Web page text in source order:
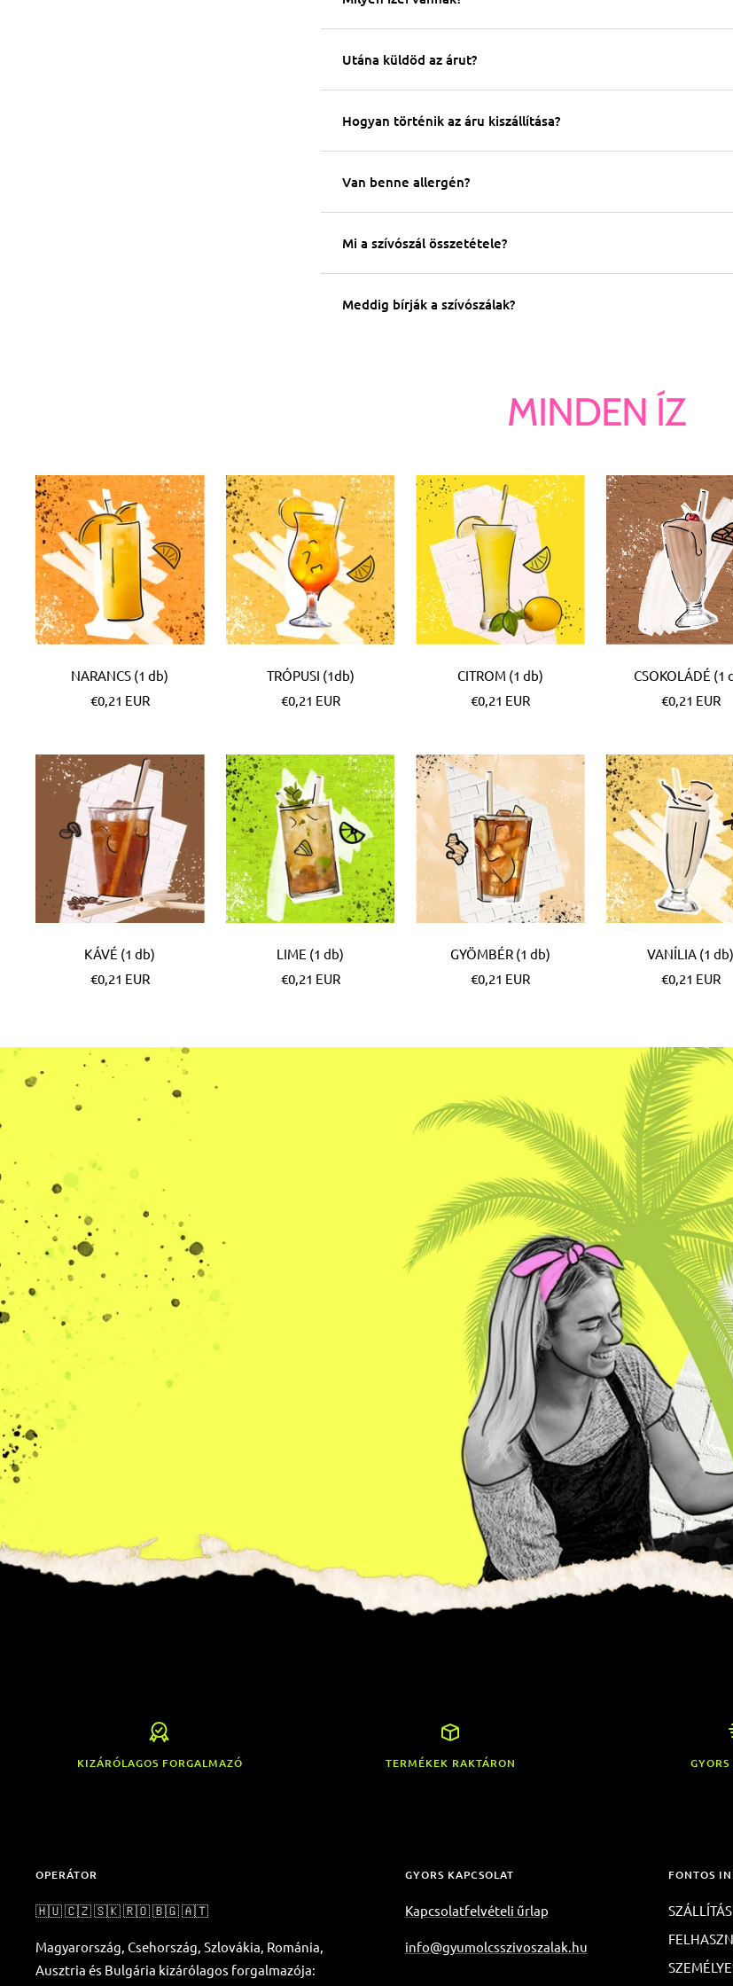
Utána küldöd az árut?
Hogyan történik az áru kiszállítása?
Van benne allergén?
Mi a szívószál összetétele?
Meddig bírják a szívószálak?
MINDEN ÍZ
NARANCS (1 db)
Különleges
€0,21 EUR
TRÓPUSI (1db)
Különleges
€0,21 EUR
CITROM (1 db)
Különleges
€0,21 EUR
CSOKOLÁDÉ (1
Különleges
€0,21 EUR
KÁVÉ (1 db)
Különleges
€0,21 EUR
LIME (1 db)
Különleges
€0,21 EUR
GYÖMBÉR (1 db)
Különleges
€0,21 EUR
VANÍLIA (1 db)
Különleges
€0,21 EUR
KIZÁRÓLAGOS FORGALMAZÓ TERMÉKEK RAKTÁRON
OPERÁTOR
🇭🇺 🇨🇿 🇸🇰 🇷🇴 🇧🇬 🇦🇹
Magyarország, Csehország, Szlovákia, Románia,
Ausztria és Bulgária kizárólagos forgalmazója:
GYORS KAPCSOLAT
Kapcsolatfelvételi űrlap
info@gyumolcsszivoszalak.hu
FONTOS